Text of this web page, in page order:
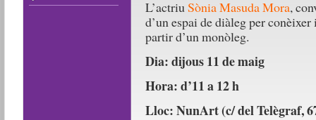
L’actriuSònia Masuda Mora,
d’un espai de diàleg per
partir d’un monòleg.
Dia: dijous 11 de maig
Hora: d’11 a 12 h
Lloc: NunArt (c/ del Telègraf,